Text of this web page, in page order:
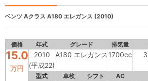
ベンツ Aクラス A180 エレガンス (2010)
価格 年式 グレード 排気量
15.0
万円
2010
(平成22)
A180 エレガンス 1700cc
型式 車検 シフト AC